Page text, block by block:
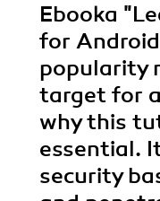
Ebooka
for
popularity
target for
why this
essential.
security